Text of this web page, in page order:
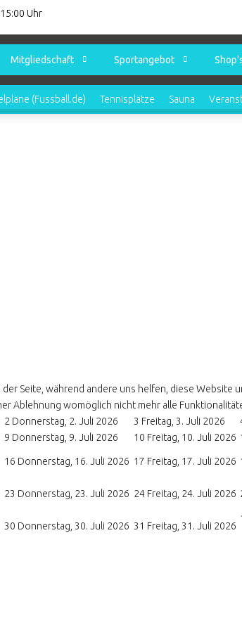
Uhr
Mitgliedschaft Sportangebot
(Fussball.de) Tennisplätze Sauna
2 Donnerstag, 2. Juli 2026 3 Freitag, 3. Juli 2026
9 Donnerstag, 9. Juli 2026 10 Freitag, 10. Juli 2026
16 Donnerstag, 16. Juli 2026 17 Freitag, 17. Juli 2026
23 Donnerstag, 23. Juli 2026 24 Freitag, 24. Juli 2026
30 Donnerstag, 30. Juli 2026 31 Freitag, 31. Juli 2026
Seite, während andere uns helfen, diese Website
Ablehnung womöglich nicht mehr alle